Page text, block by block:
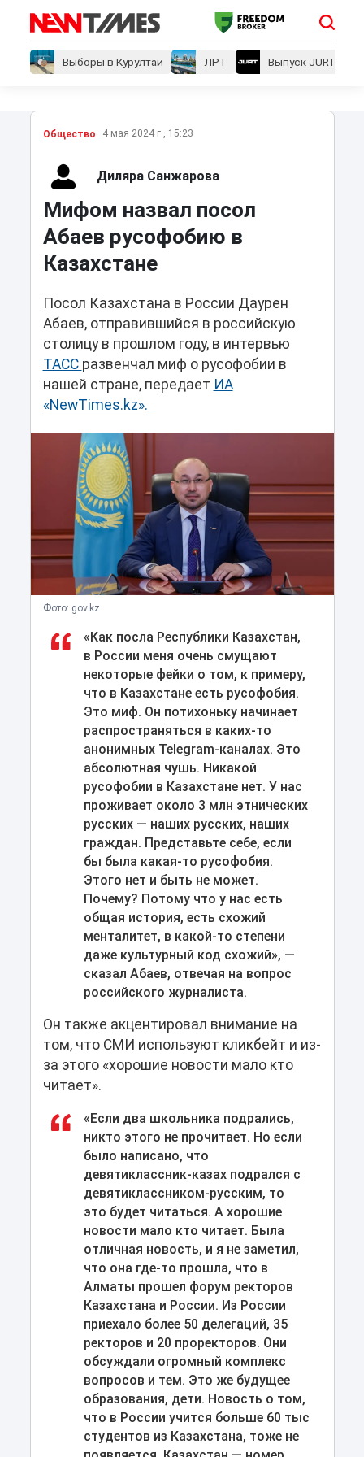
Выборы в Курултай ЛРТ Выпуск JURT
Общество 4 мая 2024 г., 15:23
Диляра Санжарова
Мифом назвал посол
Абаев русофобию в
Казахстане
Посол Казахстана в России Даурен
Абаев, отправившийся в российскую
столицу в прошлом году, в интервью
ТАСС развенчал миф о русофобии в
нашей стране, передает ИА
«NewTimes.kz».
Фото: gov.kz
«Как посла Республики Казахстан,
в России меня очень смущают
некоторые фейки о том, к примеру,
что в Казахстане есть русофобия.
Это миф. Он потихоньку начинает
распространяться в каких-то
анонимных Telegram-каналах. Это
абсолютная чушь. Никакой
русофобии в Казахстане нет. У нас
проживает около 3 млн этнических
русских — наших русских, наших
граждан. Представьте себе, если
бы была какая-то русофобия.
Этого нет и быть не может.
Почему? Потому что у нас есть
общая история, есть схожий
менталитет, в какой-то степени
даже культурный код схожий», —
сказал Абаев, отвечая на вопрос
российского журналиста.
Он также акцентировал внимание на
том, что СМИ используют кликбейт и из-
за этого «хорошие новости мало кто
читает».
«Если два школьника подрались,
никто этого не прочитает. Но если
было написано, что
девятиклассник-казах подрался с
девятиклассником-русским, то
это будет читаться. А хорошие
новости мало кто читает. Была
отличная новость, и я не заметил,
что она где-то прошла, что в
Алматы прошел форум ректоров
Казахстана и России. Из России
приехало более 50 делегаций, 35
ректоров и 20 проректоров. Они
обсуждали огромный комплекс
вопросов и тем. Это же будущее
образования, дети. Новость о том,
что в России учится больше 60 тыс
студентов из Казахстана, тоже не